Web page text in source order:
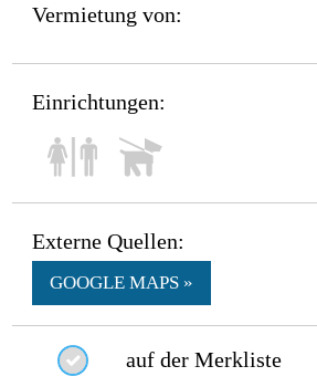
Vermietung von:
Einrichtungen:
Externe Quellen:
GOOGLE MAPS »
auf der Merkliste